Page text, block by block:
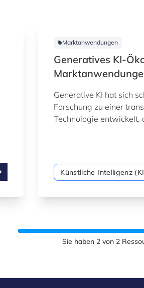
Marktanwendungen
Generatives KI-
Generative KI hat sich
Forschung zu einer
Technologie entwickelt,
Automatisierung und
und hilft Unternehmen,
Künstliche Intelligenz
Sie haben 2von 2